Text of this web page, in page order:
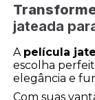
jateada
A película
escolha
elegância e
Com suas